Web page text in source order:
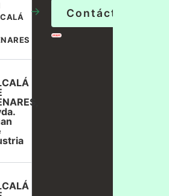
→ Contáctanos